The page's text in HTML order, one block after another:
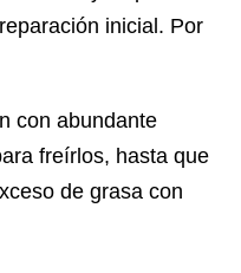
inicial. Por
con abundante
freírlos, hasta que
de grasa con